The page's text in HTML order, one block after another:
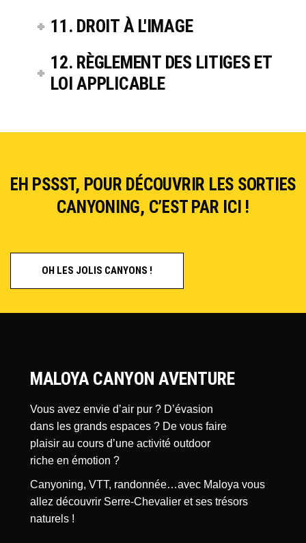
11. DROIT À L'IMAGE
12. RÈGLEMENT DES LITIGES ET
LOI APPLICABLE
EH PSSST, POUR DÉCOUVRIR LES SORTIES
CANYONING, C’EST PAR ICI !
OH LES JOLIS CANYONS !
MALOYA CANYON AVENTURE
Vous avez envie d’air pur ? D’évasion
dans les grands espaces ? De vous faire
plaisir au cours d’une activité outdoor
riche en émotion ?
Canyoning, VTT, randonnée…avec Maloya vous
allez découvrir Serre-Chevalier et ses trésors
naturels !